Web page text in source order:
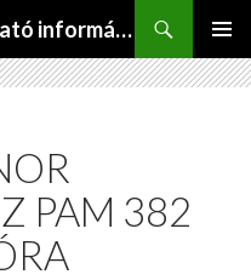
A legjobb replika órák útmutató információs webhelye
MENÜ
PAM 382